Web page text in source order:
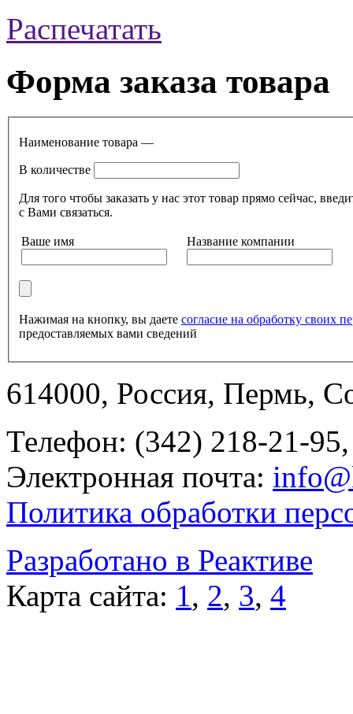
Распечатать
Форма заказа товара
Наименование товара —
В количестве
Для того чтобы заказать у нас этот товар прямо сейчас,
с Вами связаться.
Ваше имя Название компании
Нажимая на кнопку, вы даете согласие на обработку своих
предоставляемых вами сведений
614000, Россия, Пермь,
Телефон: (342) 218-21-
Электронная почта:
Политика обработки
Разработано в Реактиве
Карта сайта: 1, 2, 3, 4